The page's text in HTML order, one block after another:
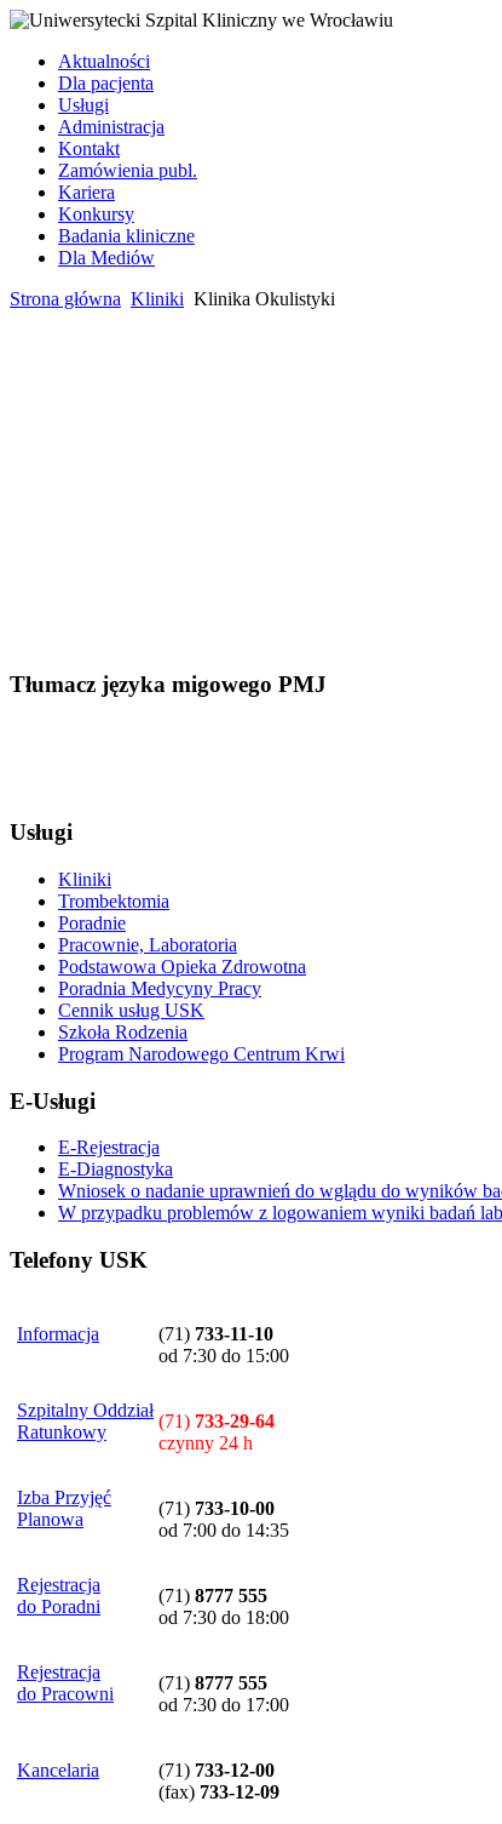
Aktualności
Dla pacjenta
Usługi
Administracja
Kontakt
Zamówienia publ.
Kariera
Konkursy
Badania kliniczne
Dla Mediów
Strona główna Kliniki Klinika Okulistyki
Tłumacz języka migowego PMJ
Usługi
Kliniki
Trombektomia
Poradnie
Pracownie, Laboratoria
Podstawowa Opieka Zdrowotna
Poradnia Medycyny Pracy
Cennik usług USK
Szkoła Rodzenia
Program Narodowego Centrum Krwi
E-Usługi
E-Rejestracja
E-Diagnostyka
Wniosek o nadanie uprawnień do wglądu do wyników
W przypadku problemów z logowaniem wyniki badań
Telefony USK
Informacja (71) 733-11-10
od 7:30 do 15:00
Szpitalny Oddział
Ratunkowy
(71) 733-29-64
czynny 24 h
Izba Przyjęć
Planowa
(71) 733-10-00
od 7:00 do 14:35
Rejestracja
do Poradni
(71) 8777 555
od 7:30 do 18:00
Rejestracja
do Pracowni
(71) 8777 555
od 7:30 do 17:00
Kancelaria (71) 733-12-00
(fax) 733-12-09